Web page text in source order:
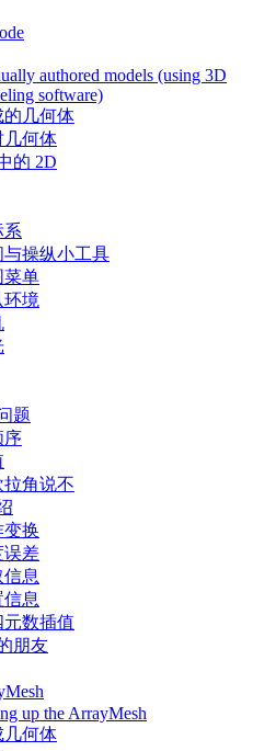
authored models (using 3D
software)
的几何体
几何体
的 2D
系
与操纵小工具
菜单
环境
题
序
拉角说不
变换
误差
息
息
元数插值
朋友
up the ArrayMesh
几何体